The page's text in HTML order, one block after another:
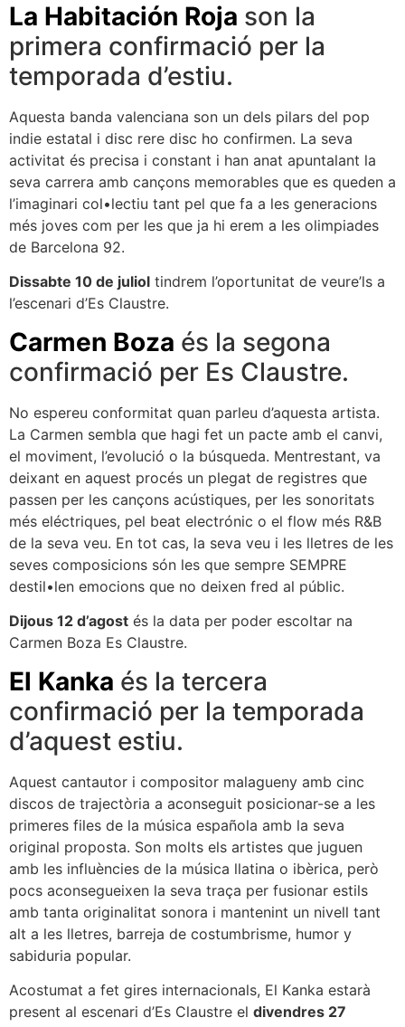
La Habitación Roja son la
primera confirmació per la
temporada d’estiu.
Aquesta banda valenciana son un dels pilars del pop
indie estatal i disc rere disc ho confirmen. La seva
activitat és precisa i constant i han anat apuntalant la
seva carrera amb cançons memorables que es queden a
l’imaginari col•lectiu tant pel que fa a les generacions
més joves com per les que ja hi erem a les olimpiades
de Barcelona 92.
Dissabte 10 de juliol tindrem l’oportunitat de veure’ls a
l’escenari d’Es Claustre.
Carmen Boza és la segona
confirmació per Es Claustre.
No espereu conformitat quan parleu d’aquesta artista.
La Carmen sembla que hagi fet un pacte amb el canvi,
el moviment, l’evolució o la búsqueda. Mentrestant, va
deixant en aquest procés un plegat de registres que
passen per les cançons acústiques, per les sonoritats
més eléctriques, pel beat electrónic o el flow més R&B
de la seva veu. En tot cas, la seva veu i les lletres de les
seves composicions són les que sempre SEMPRE
destil•len emocions que no deixen fred al públic.
Dijous 12 d’agost és la data per poder escoltar na
Carmen Boza Es Claustre.
El Kanka és la tercera
confirmació per la temporada
d’aquest estiu.
Aquest cantautor i compositor malagueny amb cinc
discos de trajectòria a aconseguit posicionar-se a les
primeres files de la música española amb la seva
original proposta. Son molts els artistes que juguen
amb les influències de la música llatina o ibèrica, però
pocs aconsegueixen la seva traça per fusionar estils
amb tanta originalitat sonora i mantenint un nivell tant
alt a les lletres, barreja de costumbrisme, humor y
sabiduria popular.
Acostumat a fet gires internacionals, El Kanka estarà
present al escenari d’Es Claustre el divendres 27